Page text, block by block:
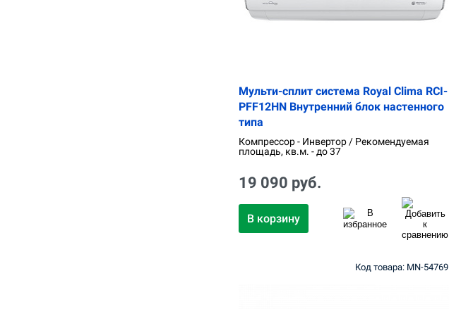
Мульти-сплит система Royal Clima RCI-
PFF12HN Внутренний блок настенного
типа
Компрессор - Инвертор / Рекомендуемая
площадь, кв.м. - до 37
19 090 руб.
В корзину
Код товара: MN-54769